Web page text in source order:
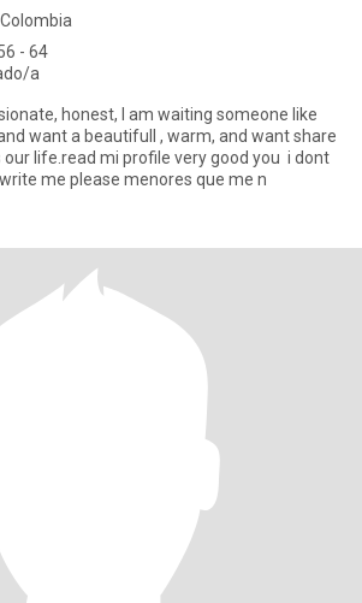
- 64
a
honest, l am waiting someone like
, warm, and want share
mi profile very good you i dont
me please menores que me n